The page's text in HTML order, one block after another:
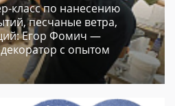
класс по нанесению
песчаные ветра,
Егор Фомич —
с опытом